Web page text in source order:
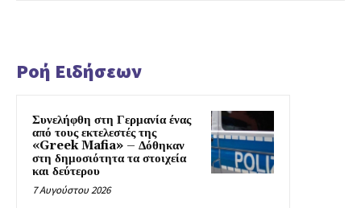
Ροή Ειδήσεων
Συνελήφθη στη Γερμανία ένας
από τους εκτελεστές της
«Greek Mafia» – Δόθηκαν
στη δημοσιότητα τα στοιχεία
και δεύτερου
7 Αυγούστου 2026